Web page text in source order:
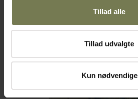
Tillad alle
Tillad udvalgte
Kun nødvendige